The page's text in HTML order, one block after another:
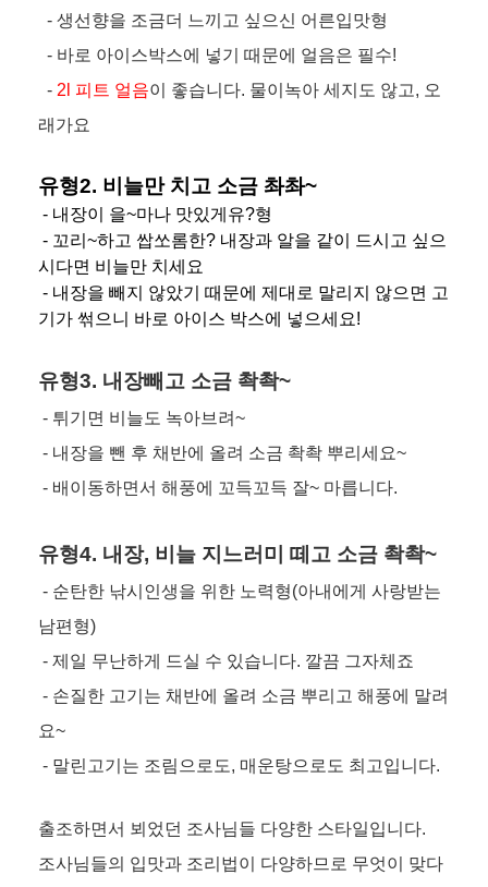
- 생선향을 조금더 느끼고 싶으신 어른입맛형
- 바로 아이스박스에 넣기 때문에 얼음은 필수!
- 2l 피트 얼음이 좋습니다. 물이녹아 세지도 않고, 오
래가요
유형2. 비늘만 치고 소금 촤촤~
- 내장이 을~마나 맛있게유?형
- 꼬리~하고 쌉쏘롬한? 내장과 알을 같이 드시고 싶으
시다면 비늘만 치세요
- 내장을 빼지 않았기 때문에 제대로 말리지 않으면 고
기가 썪으니 바로 아이스 박스에 넣으세요!
유형3. 내장빼고 소금 촥촥~
- 튀기면 비늘도 녹아브려~
- 내장을 뺀 후 채반에 올려 소금 촥촥 뿌리세요~
- 배이동하면서 해풍에 꼬득꼬득 잘~ 마릅니다.
유형4. 내장, 비늘 지느러미 떼고 소금 촥촥~
- 순탄한 낚시인생을 위한 노력형(아내에게 사랑받는
남편형)
- 제일 무난하게 드실 수 있습니다. 깔끔 그자체죠
- 손질한 고기는 채반에 올려 소금 뿌리고 해풍에 말려
요~
- 말린고기는 조림으로도, 매운탕으로도 최고입니다.
출조하면서 뵈었던 조사님들 다양한 스타일입니다.
조사님들의 입맛과 조리법이 다양하므로 무엇이 맞다